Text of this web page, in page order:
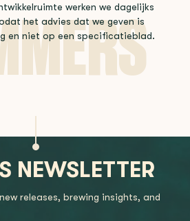
werken we dagelijks
het advies dat we geven is
en niet op een specificatieblad.
NEWSLETTER
releases, brewing insights, and